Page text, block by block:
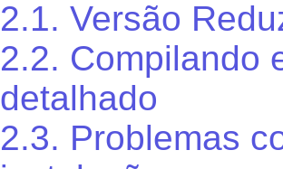
2.1. Versão
2.2. Compilando
detalhado
2.3. Problemas